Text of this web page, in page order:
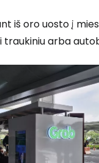
iš oro uosto į
arba